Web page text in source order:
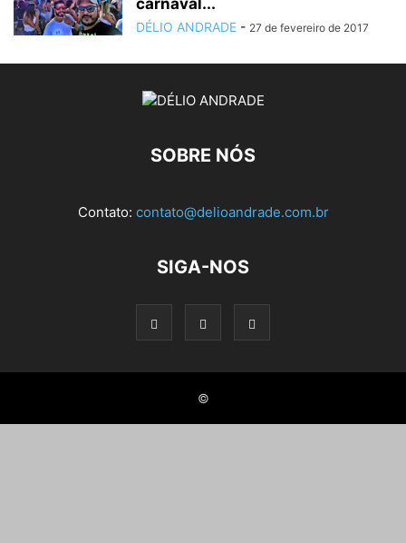
carnaval...
DÉLIO ANDRADE - 27 de fevereiro de 2017
SOBRE NÓS
Contato: contato@delioandrade.com.br
SIGA-NOS
©